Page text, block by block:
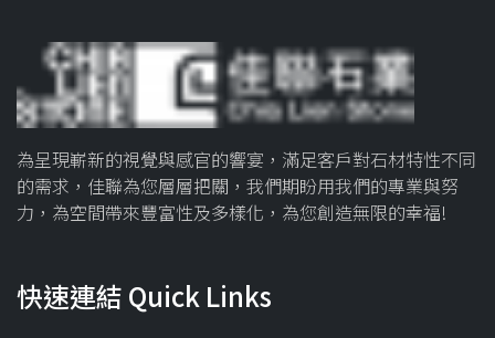
為呈現嶄新的視覺與感官的響宴，滿足客戶對石材特性不同
的需求，佳聯為您層層把關，我們期盼用我們的專業與努
力，為空間帶來豐富性及多樣化，為您創造無限的幸福!
快速連結 Quick Links